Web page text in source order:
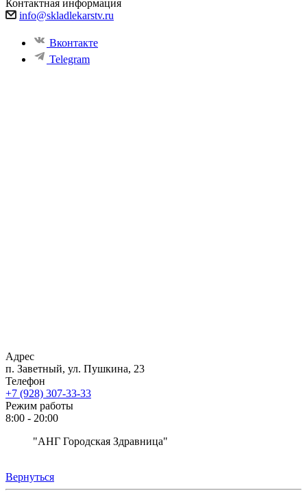
Контактная информация
info@skladlekarstv.ru
Вконтакте
Telegram
Адрес
п. Заветный, ул. Пушкина, 23
Телефон
+7 (928) 307-33-33
Режим работы
8:00 - 20:00
"АНГ Городская Здравница"
Вернуться